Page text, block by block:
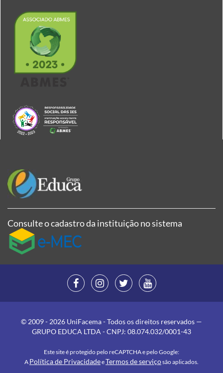
Consulte o cadastro da instituição no sistema
© 2009 - 2026 UniFacema - Todos os direitos reservados —
GRUPO EDUCA LTDA - CNPJ: 08.074.032/0001-43
Este site é protegido pelo reCAPTCHA e pelo Google:
A Política de PrivacidadeeTermos de serviçosão aplicados.